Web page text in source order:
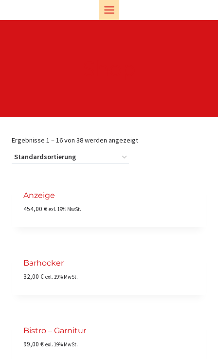
Ergebnisse 1 – 16 von 38 werden angezeigt
Anzeige
454,00 € exl. 19% MwSt.
Barhocker
32,00 € exl. 19% MwSt.
Bistro – Garnitur
99,00 € exl. 19% MwSt.